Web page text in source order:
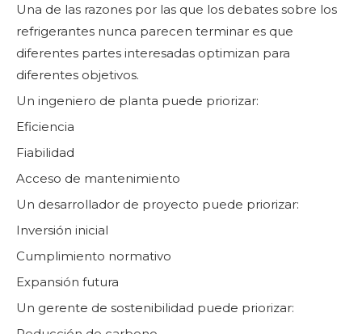
Una de las razones por las que los debates sobre los
refrigerantes nunca parecen terminar es que
diferentes partes interesadas optimizan para
diferentes objetivos.
Un ingeniero de planta puede priorizar:
Eficiencia
Fiabilidad
Acceso de mantenimiento
Un desarrollador de proyecto puede priorizar:
Inversión inicial
Cumplimiento normativo
Expansión futura
Un gerente de sostenibilidad puede priorizar: